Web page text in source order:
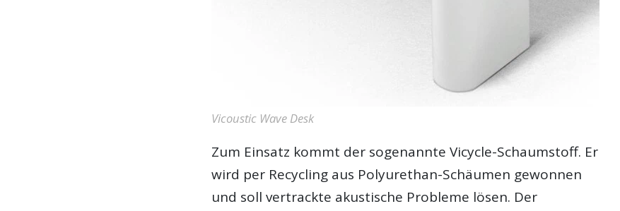
Vicoustic Wave Desk
Zum Einsatz kommt der sogenannte Vicycle-Schaumstoff. Er
wird per Recycling aus Polyurethan-Schäumen gewonnen
und soll vertrackte akustische Probleme lösen. Der